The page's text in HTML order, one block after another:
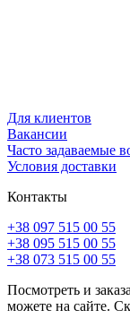
Для клиентов
Вакансии
Часто задаваемые
Условия доставки
Контакты
+38 097 515 00 55
+38 095 515 00 55
+38 073 515 00 55
Посмотреть и
можете на сайте.